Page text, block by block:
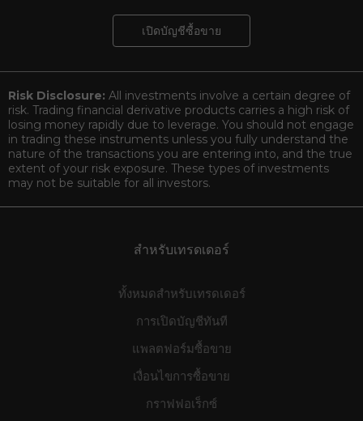
เปิดบัญชีซื้อขาย
Risk Disclosure: All investments involve a certain degree of
risk. Trading financial derivative products carries a high risk of
losing money rapidly due to leverage. You should not engage
in trading these instruments unless you fully understand the
nature of the transactions you are entering into, and the true
extent of your risk exposure. These types of investments
may not be suitable for all investors.
สำหรับเทรดเดอร์
ทั้งหมดสำหรับเทรดเดอร์
การเปิดบัญชีทันที
แพลตฟอร์มซื้อขาย
เงื่อนไขการซื้อขาย
กราฟฟอเร็กซ์